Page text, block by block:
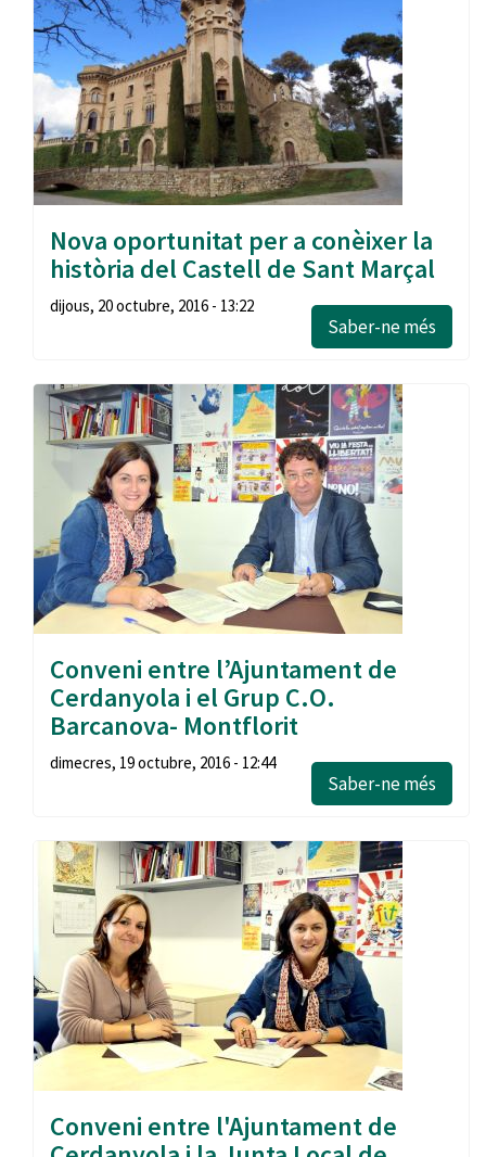
Nova oportunitat per a conèixer la
història del Castell de Sant Marçal
dijous, 20 octubre, 2016 - 13:22
Saber-ne més
Conveni entre l’Ajuntament de
Cerdanyola i el Grup C.O.
Barcanova- Montflorit
dimecres, 19 octubre, 2016 - 12:44
Saber-ne més
Conveni entre l'Ajuntament de